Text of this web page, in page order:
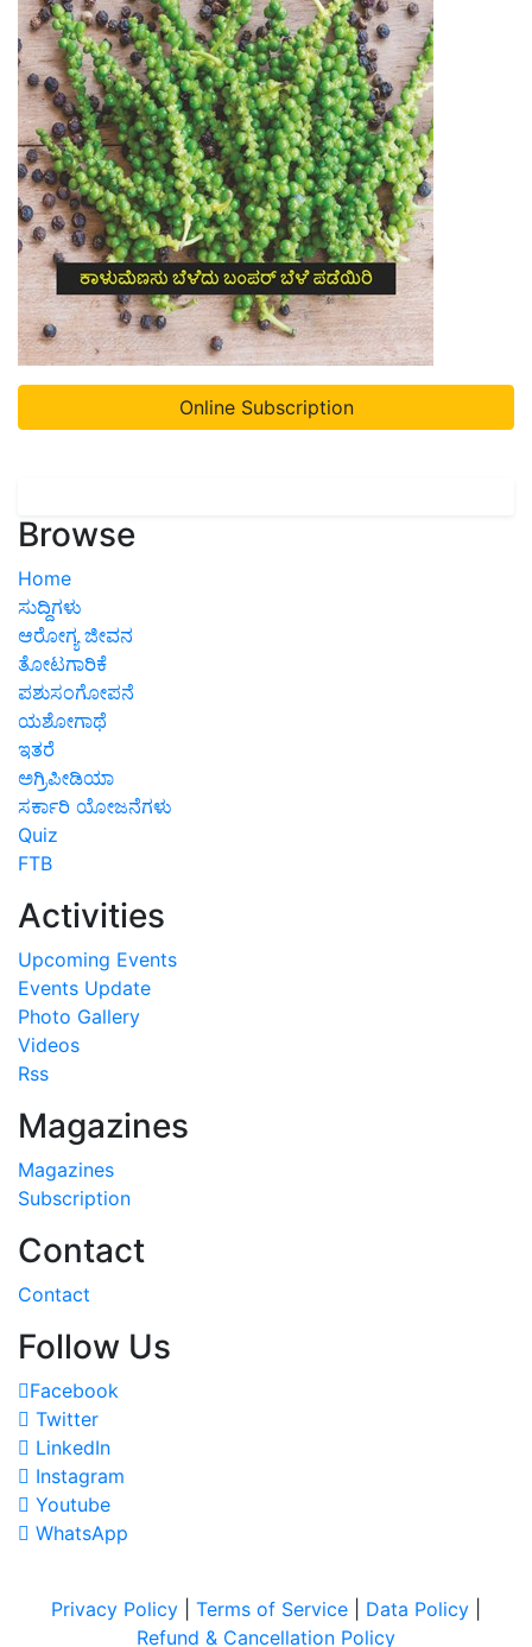
Online Subscription
Browse
Home
ಸುದ್ದಿಗಳು
ಆರೋಗ್ಯ ಜೀವನ
ತೋಟಗಾರಿಕೆ
ಪಶುಸಂಗೋಪನೆ
ಯಶೋಗಾಥೆ
ಇತರೆ
ಅಗ್ರಿಪೀಡಿಯಾ
ಸರ್ಕಾರಿ ಯೋಜನೆಗಳು
Quiz
FTB
Activities
Upcoming Events
Events Update
Photo Gallery
Videos
Rss
Magazines
Magazines
Subscription
Contact
Contact
Follow Us
Facebook
Twitter
LinkedIn
Instagram
Youtube
WhatsApp
Privacy Policy Terms of Service Data Policy
Refund & Cancellation Policy